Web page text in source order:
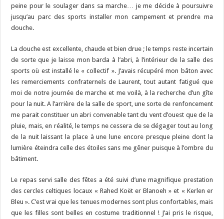
peine pour le soulager dans sa marche… je me décide à poursuivre
jusqu’au parc des sports installer mon campement et prendre ma
douche.
La douche est excellente, chaude et bien drue ; le temps reste incertain
de sorte que je laisse mon barda à l’abri, à l’intérieur de la salle des
sports où est installé le « collectif ». J’avais récupéré mon bâton avec
les remerciements confraternels de Laurent, tout autant fatigué que
moi de notre journée de marche et me voilà, à la recherche d’un gîte
pour la nuit. A l’arrière de la salle de sport, une sorte de renfoncement
me parait constituer un abri convenable tant du vent d’ouest que de la
pluie, mais, en réalité, le temps ne cessera de se dégager tout au long
de la nuit laissant la place à une lune encore presque pleine dont la
lumière éteindra celle des étoiles sans me gêner puisque à l’ombre du
bâtiment.
Le repas servi salle des fêtes a été suivi d’une magnifique prestation
des cercles celtiques locaux « Rahed Koët er Blanoeh » et « Kerlen er
Bleu ». C’est vrai que les tenues modernes sont plus confortables, mais
que les filles sont belles en costume traditionnel ! J’ai pris le risque,